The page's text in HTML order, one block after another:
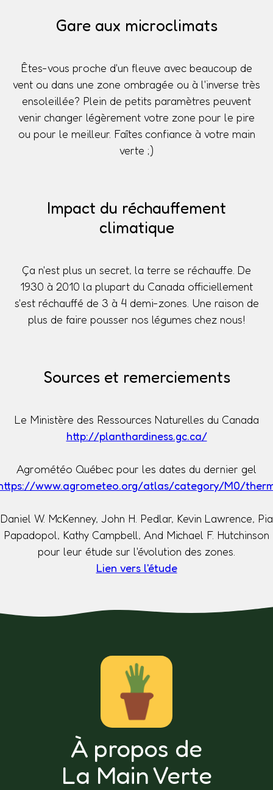
Gare aux microclimats
Êtes-vous proche d'un fleuve avec beaucoup de
vent ou dans une zone ombragée ou à l'inverse très
ensoleillée? Plein de petits paramètres peuvent
venir changer légèrement votre zone pour le pire
ou pour le meilleur. Faîtes confiance à votre main
verte ;)
Impact du réchauffement
climatique
Ça n'est plus un secret, la terre se réchauffe. De
1930 à 2010 la plupart du Canada officiellement
s'est réchauffé de 3 à 4 demi-zones. Une raison de
plus de faire pousser nos légumes chez nous!
Sources et remerciements
Le Ministère des Ressources Naturelles du Canada
http://planthardiness.gc.ca/
Agrométéo Québec pour les dates du dernier gel
www.agrometeo.org/atlas/category/M0/
Daniel W. McKenney, John H. Pedlar, Kevin Lawrence, Pia
Papadopol, Kathy Campbell, And Michael F. Hutchinson
pour leur étude sur l'évolution des zones.
Lien vers l'étude
À propos de
La Main Verte